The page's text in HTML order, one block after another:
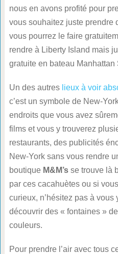
nous en avons profité pour
vous souhaitez juste prendre
vous pourrez le faire
rendre à Liberty Island mais
gratuite en bateau Manhattan
Un des autres lieux à voir
c’est un symbole de New-
endroits que vous avez
films et vous y trouverez
restaurants, des publicités
New-York sans vous rendre
boutique M&M’sse trouve là
par ces cacahuètes ou si
curieux, n’hésitez pas à vous
découvrir des « fontaines »
couleurs.
Pour prendre l’air avec tous